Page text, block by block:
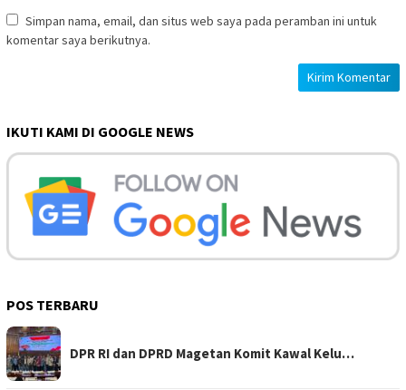
Simpan nama, email, dan situs web saya pada peramban ini untuk
komentar saya berikutnya.
IKUTI KAMI DI GOOGLE NEWS
POS TERBARU
DPR RI dan DPRD Magetan Komit Kawal Kelu…